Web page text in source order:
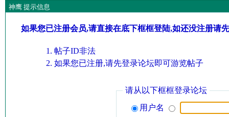
神鹰 提示信息
如果您已注册会员,请直接在底下框框登陆,如还没注册请
帖子ID非法
如果您已注册,请先登录论坛即可游览帖子
请从以下框框登录论坛
用户名